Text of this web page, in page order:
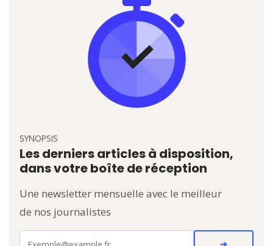
SYNOPSIS
Les derniers articles à disposition,
dans votre boîte de réception
Une newsletter mensuelle avec le meilleur
de nos journalistes